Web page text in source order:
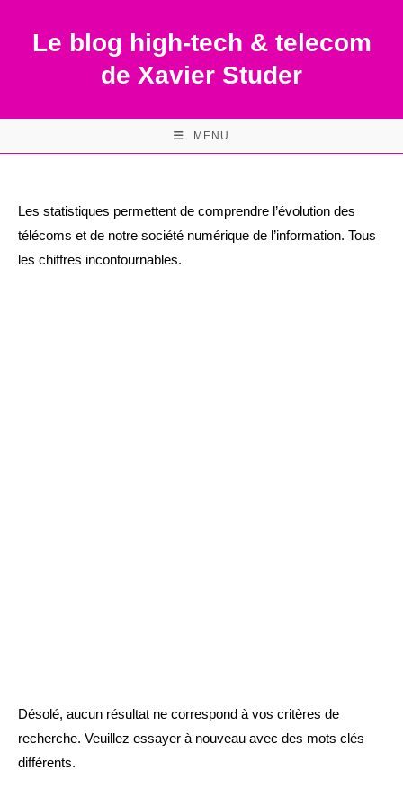
contentLe blog high-tech & telecom
de Xavier Studer
MENU
Les statistiques permettent de comprendre l’évolution des
télécoms et de notre société numérique de l’information. Tous
les chiffres incontournables.
Désolé, aucun résultat ne correspond à vos critères de
recherche. Veuillez essayer à nouveau avec des mots clés
différents.